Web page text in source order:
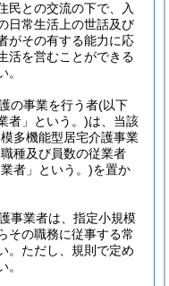
民との交流の下で、入
日常生活上の世話及び
がその有する能力に応
活を営むことができる
。
の事業を行う者(以下
者」という。)は、当該
多機能型居宅介護事業
種及び員数の従業者
者」という。)を置か
事業者は、指定小規模
その職務に従事する常
ただし、規則で定め